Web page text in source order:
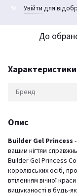
Увійти для
До
Характеристики
Бренд
Опис
Builder Gel Princess
вашим нігтям
Builder Gel Princess
королівських осіб,
втіленням вічної
вишуканості в будь-